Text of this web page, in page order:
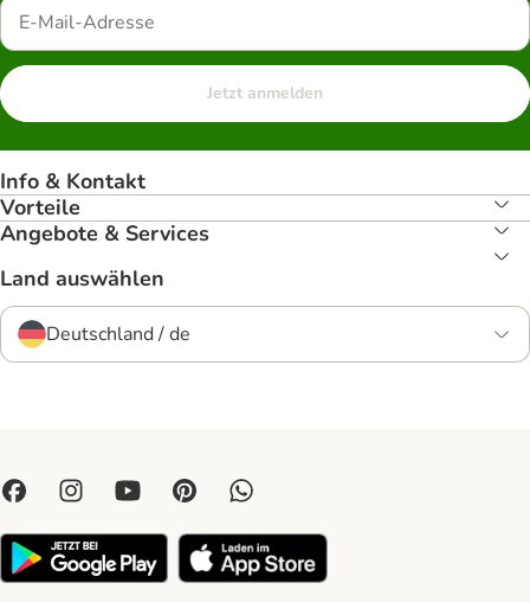
Jetzt anmelden
Info & Kontakt
Vorteile
Angebote & Services
Land auswählen
Deutschland / de